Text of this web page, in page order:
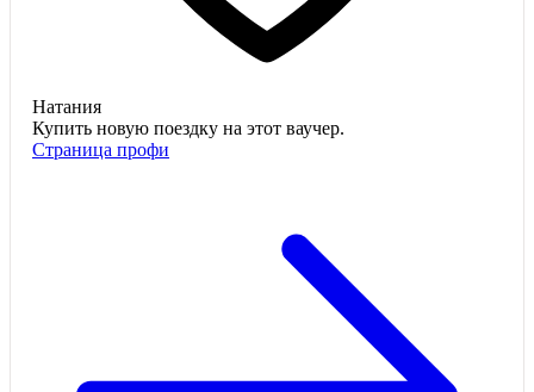
Натания
Купить новую поездку на этот ваучер.
Страница профи